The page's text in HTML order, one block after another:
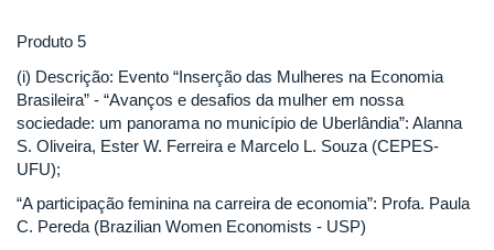
Produto 5
(i) Descrição: Evento “Inserção das Mulheres na Economia
Brasileira” - “Avanços e desafios da mulher em nossa
sociedade: um panorama no município de Uberlândia”: Alanna
S. Oliveira, Ester W. Ferreira e Marcelo L. Souza (CEPES-
UFU);
“A participação feminina na carreira de economia”: Profa. Paula
C. Pereda (Brazilian Women Economists - USP)